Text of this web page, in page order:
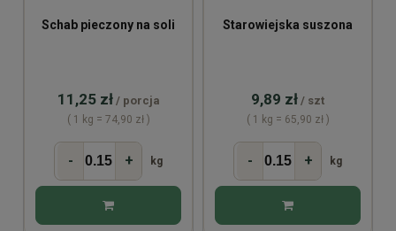
Schab pieczony na soli
11,25 zł / porcja
( 1 kg = 74,90 zł )
- + kg
Starowiejska suszona
9,89 zł / szt
( 1 kg = 65,90 zł )
- + kg